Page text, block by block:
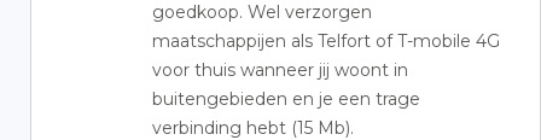
goedkoop. Wel verzorgen
maatschappijen als Telfort of T-mobile 4G
voor thuis wanneer jij woont in
buitengebieden en je een trage
verbinding hebt (15 Mb).